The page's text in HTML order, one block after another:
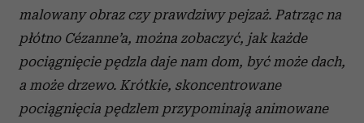
malowany obraz czy prawdziwy pejzaż. Patrząc na
płótno Cézanne’a, można zobaczyć, jak każde
pociągnięcie pędzla daje nam dom, być może dach,
a może drzewo. Krótkie, skoncentrowane
pociągnięcia pędzlem przypominają animowane